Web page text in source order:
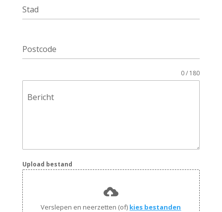
Stad
Postcode
Bericht
0 / 180
Upload bestand
Verslepen en neerzetten (of) kies bestanden